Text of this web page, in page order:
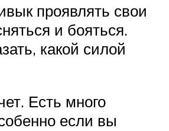
проявлять свои
и бояться.
какой силой
Есть много
если вы